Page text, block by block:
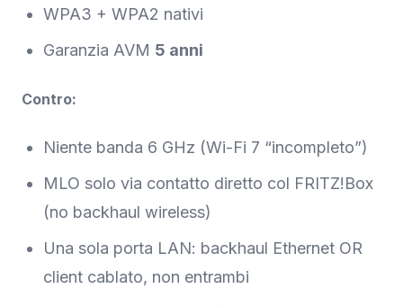
WPA3 + WPA2 nativi
Garanzia AVM 5 anni
Contro:
Niente banda 6 GHz (Wi-Fi 7 “incompleto”)
MLO solo via contatto diretto col FRITZ!Box
(no backhaul wireless)
Una sola porta LAN: backhaul Ethernet OR
client cablato, non entrambi